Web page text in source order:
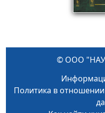
© ООО
Политика в